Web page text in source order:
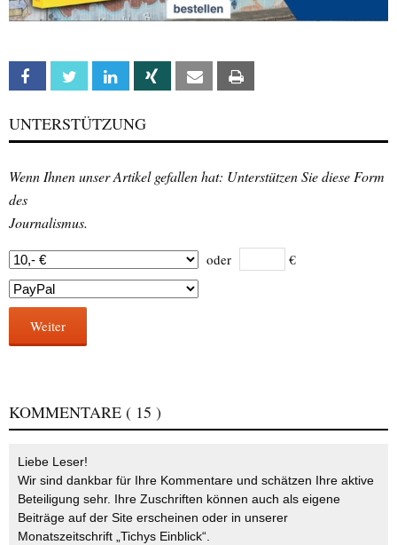
Facebook Twitter Linkedin Xing Email
UNTERSTÜTZUNG
Wenn Ihnen unser Artikel gefallen hat: Unterstützen Sie diese Form
des
Journalismus.
oder €
Weiter
KOMMENTARE ( 15 )
Liebe Leser!
Wir sind dankbar für Ihre Kommentare und schätzen Ihre aktive
Beteiligung sehr. Ihre Zuschriften können auch als eigene
Beiträge auf der Site erscheinen oder in unserer
Monatszeitschrift „Tichys Einblick“.